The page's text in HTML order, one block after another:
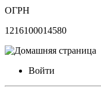
ОГРН
1216100014580
Войти